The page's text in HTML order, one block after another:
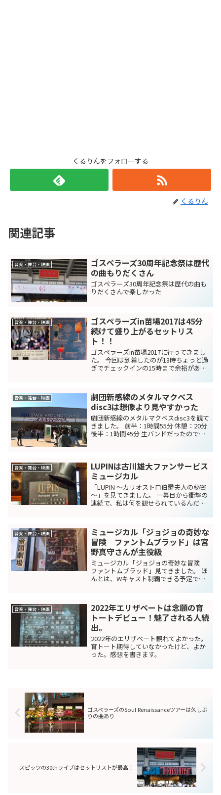
くるりんをフォローする
くるりん
関連記事
音楽・舞台・映画
ゴスペラーズ30周年記念祭は歴代
の曲もりだくさん
ゴスペラーズ30周年記念祭は歴代の曲も
りだくさんで楽しかった
音楽・舞台・映画
ゴスペラーズin苗場2017は45分
続けて盛り上がるセットリス
ト！！
ゴスペラーズin苗場2017に行ってきまし
た。 今回は到着したのが13時ちょっと過
ぎでチェックインの15時まで余裕があっ
お茶しながら待ったり、ゴスだるまを見
たりして過ごしました。 今回のゴスだる
まは妹尾さ...
音楽・舞台・映画
劇団新感線のメタルマクベス
disc3は想像より見やすかった
劇団新感線のメタルマクベスdisc3を観て
きました。 前半：1時間55分 休憩：20分
後半：1時間45分 生バンドだったので、
力...
音楽・舞台・映画
LUPINは古川雄大ファンサービス
ミュージカル
「LUPIN ～カリオストロ伯爵夫人の秘密
～」を見てきました。 一幕目から衝撃の
連続で、私は何を観せられているんだろ
い内容なのは理解できました。 劇場 劇場
は帝国劇場。 今回はキャストボードなか
ったので...
音楽・舞台・映画
ミュージカル「ジョジョの奇妙な
冒険 ファントムブラッド」は宮
野真守さんが主役級
ミュージカル「ジョジョの奇妙な冒険
ファントムブラッド」見てきました。 ほ
んとは、Wキャスト制覇できる予定でし
中止。 どれだけすごいセットなのだろう
かと思ってみたら、ほんとにセットすご
かったです。 あのセ...
音楽・舞台・映画
2022年エリザベートは念願の育
トートデビュー！魅了される人続
出。
2022年のエリザベート観れてよかった。
育トート期待していなかったけど、よか
った。感想を書きます。
ゴスペラーズのSoul Renaissanceツアーは久しぶ
りの曲あり
スピッツの30thライブはセットリストが最高！